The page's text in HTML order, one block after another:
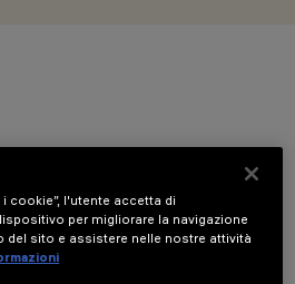
cookie”, l'utente accetta di
per migliorare la navigazione
del sito e assistere nelle nostre attività